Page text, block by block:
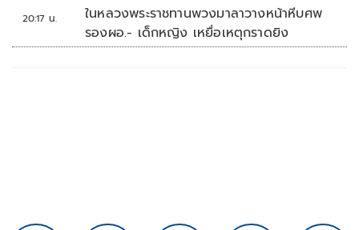
20:17 น.
ในหลวงพระราชทานพวงมาลาวางหน้าหีบศพ
รองผอ.- เด็กหญิง เหยื่อเหตุกราดยิง